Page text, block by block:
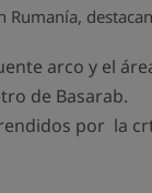
arco y el
de Basarab.
por la